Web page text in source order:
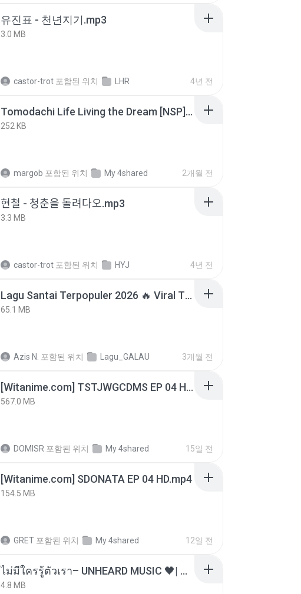
유진표 - 천년지기.mp3
3.0 MB
castor-trot 포함된 위치 LHR 4년 전
Tomodachi Life Living the Dream [NSP].torrent
252 KB
margob 포함된 위치 My 4shared 2개월 전
현철 - 청춘을 돌려다오.mp3
3.3 MB
castor-trot 포함된 위치 HYJ 4년 전
Lagu Santai Terpopuler 2026 🔥 Viral TikTok — Lagu Pop Indonesia Terbaru & Paling Hits 2026
65.1 MB
Azis N. 포함된 위치 Lagu_GALAU 3개월 전
[Witanime.com] TSTJWGCDMS EP 04 HD.mp4
567.0 MB
DOMISR 포함된 위치 My 4shared 15일 전
[Witanime.com] SDONATA EP 04 HD.mp4
154.5 MB
GRET 포함된 위치 My 4shared 12일 전
ไม่มีใครรู้ตัวเรา– UNHEARD MUSIC 🖤| Official Lyric Video | เพลงสู้ชีวิต
4.8 MB